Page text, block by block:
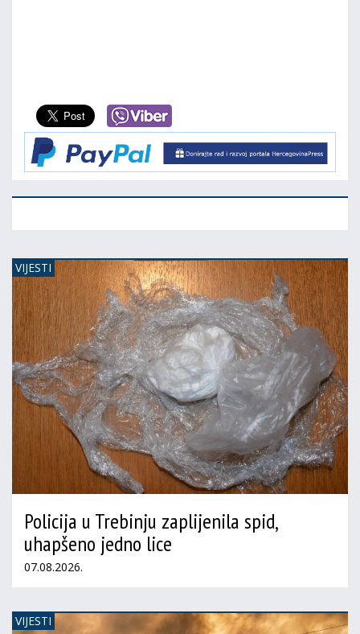
VIJESTI
Policija u Trebinju zaplijenila spid,
uhapšeno jedno lice
07.08.2026.
VIJESTI